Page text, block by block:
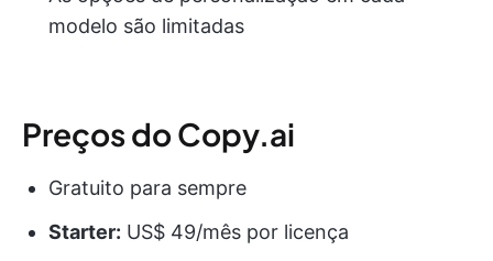
modelo são limitadas
Preços do Copy.ai
Gratuito para sempre
Starter: US$ 49/mês por licença